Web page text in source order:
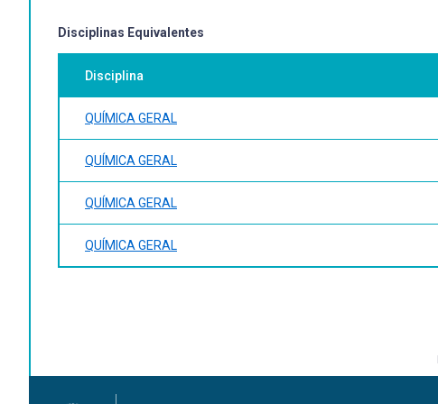
Disciplinas Equivalentes
Disciplina
QUÍMICA GERAL
QUÍMICA GERAL
QUÍMICA GERAL
QUÍMICA GERAL